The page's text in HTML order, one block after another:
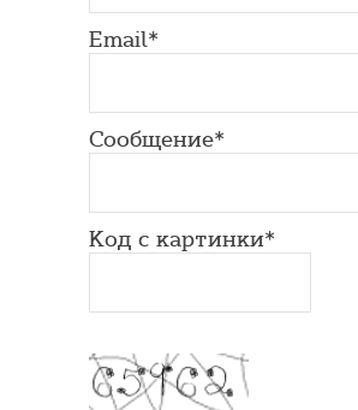
Email*
Сообщение*
Код с картинки*